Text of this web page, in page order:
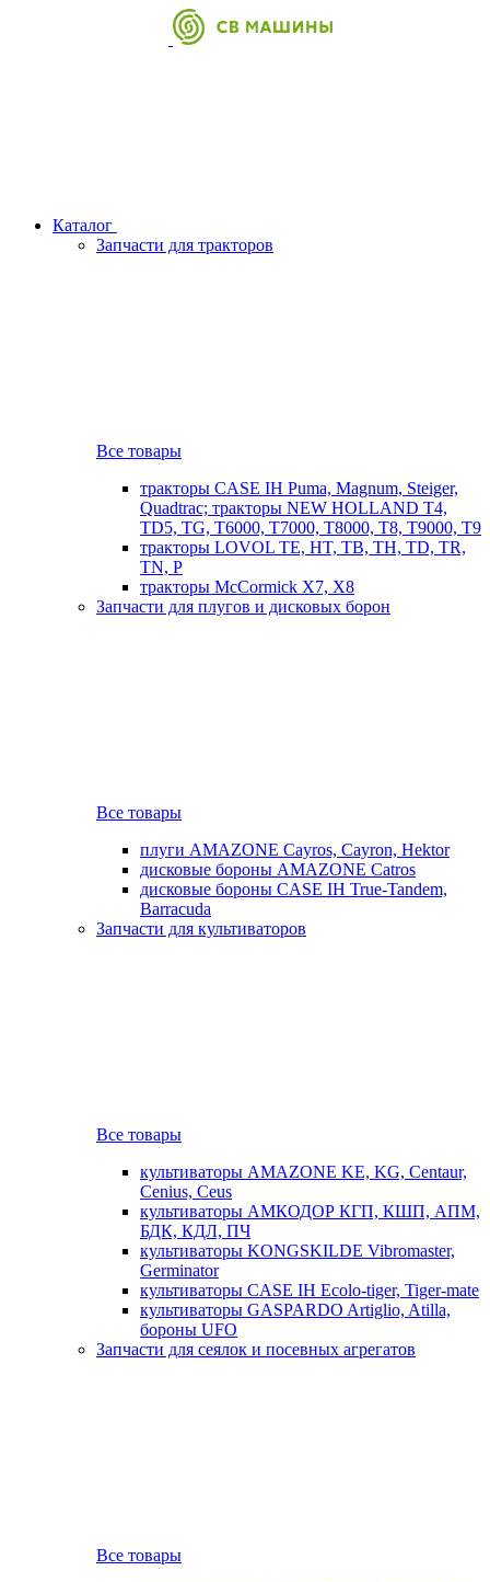
Каталог
Запчасти для тракторов
Все товары
тракторы CASE IH Puma, Magnum, Steiger,
Quadtrac; тракторы NEW HOLLAND T4,
TD5, TG, T6000, T7000, T8000, T8, T9000, T9
тракторы LOVOL TE, HT, TB, TH, TD, TR,
TN, P
тракторы McCormick X7, X8
Запчасти для плугов и дисковых борон
Все товары
плуги AMAZONE Cayros, Cayron, Hektor
дисковые бороны AMAZONE Catros
дисковые бороны CASE IH True-Tandem,
Barracuda
Запчасти для культиваторов
Все товары
культиваторы AMAZONE KE, KG, Centaur,
Cenius, Ceus
культиваторы АМКОДОР КГП, КШП, АПМ,
БДК, КДЛ, ПЧ
культиваторы KONGSKILDE Vibromaster,
Germinator
культиваторы CASE IH Ecolo-tiger, Tiger-mate
культиваторы GASPARDO Artiglio, Atilla,
бороны UFO
Запчасти для сеялок и посевных агрегатов
Все товары